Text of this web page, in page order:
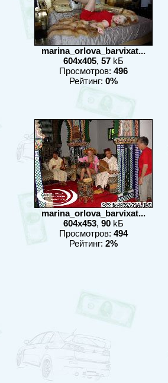
marina_orlova_barvixat...
604x405, 57kБ
Просмотров: 496
Рейтинг: 0%
marina_orlova_barvixat...
604x453, 90kБ
Просмотров: 494
Рейтинг: 2%